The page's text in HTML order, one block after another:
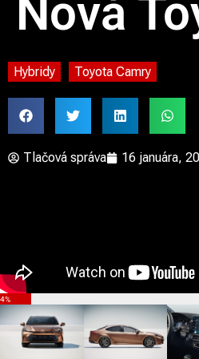
Nová
Hybridy Toyota Camry
Tlačová správa 16 januára,
4%